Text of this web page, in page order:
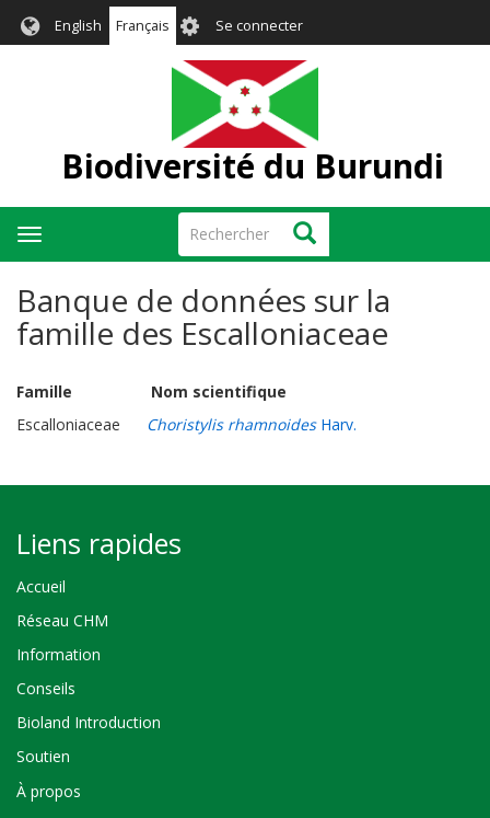
English Français User
account
menu
Se connecter
Biodiversité du Burundi
Rechercher Rechercher
Toggle
navigation
Banque de données sur la
famille des Escalloniaceae
Famille Nom scientifique
Escalloniaceae Choristylis rhamnoidesHarv.
Liens rapides
Accueil
Réseau CHM
Information
Conseils
Bioland Introduction
Soutien
À propos